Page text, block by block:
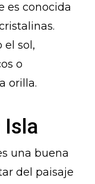
es conocida
el sol,
o
orilla.
Isla
una buena
del paisaje